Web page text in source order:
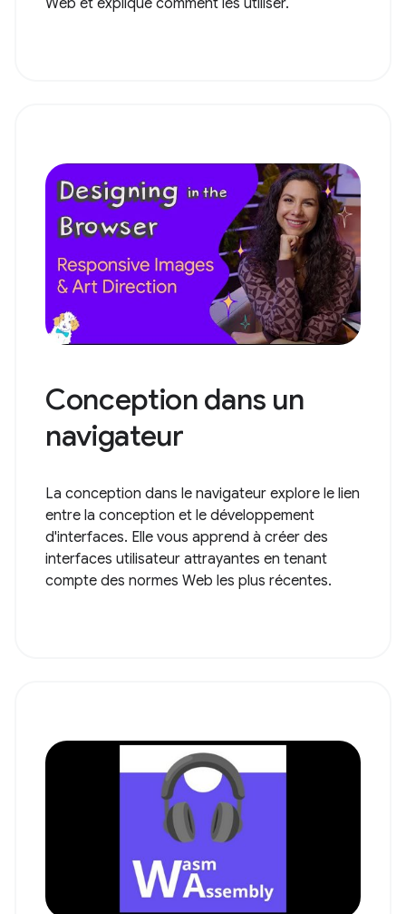
Conception dans un
navigateur
La conception dans le navigateur explore le lien
entre la conception et le développement
d'interfaces. Elle vous apprend à créer des
interfaces utilisateur attrayantes en tenant
compte des normes Web les plus récentes.